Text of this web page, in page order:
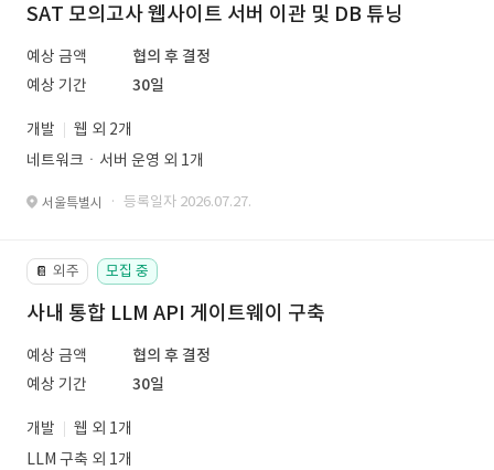
SAT 모의고사 웹사이트 서버 이관 및 DB 튜닝
예상 금액
협의 후 결정
예상 기간
30일
개발
웹 외 2개
네트워크ㆍ서버 운영 외 1개
서울특별시 · 등록일자 2026.07.27.
📔 외주 모집 중
사내 통합 LLM API 게이트웨이 구축
예상 금액
협의 후 결정
예상 기간
30일
개발
웹 외 1개
LLM 구축 외 1개